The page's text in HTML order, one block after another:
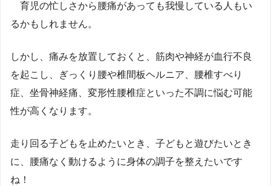
育児の忙しさから腰痛があっても我慢している人もい
るかもしれません。
しかし、痛みを放置しておくと、筋肉や神経が血行不良
を起こし、ぎっくり腰や椎間板ヘルニア、腰椎すべり
症、坐骨神経痛、変形性腰椎症といった不調に悩む可能
性が高くなります。
走り回る子どもを止めたいとき、子どもと遊びたいとき
に、腰痛なく動けるように身体の調子を整えたいです
ね！